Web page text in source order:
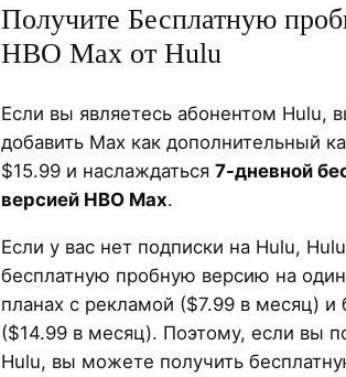
Получите Бесплатную
HBO Max от Hulu
Если вы являетесь абонентом Hulu,
добавить Max как дополнительный
$15.99 и наслаждаться 7-дневной
версией HBO Max.
Если у вас нет подписки на Hulu,
бесплатную пробную версию на
планах с рекламой ($7.99 в месяц) и
($14.99 в месяц). Поэтому, если вы
Hulu, вы можете получить